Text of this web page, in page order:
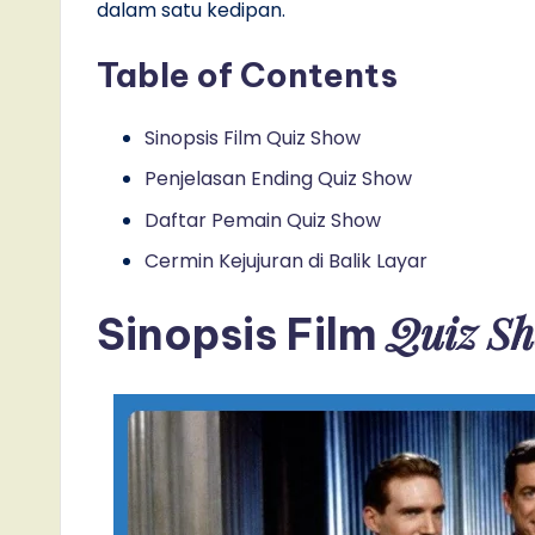
dalam satu kedipan.
Table of Contents
Sinopsis Film Quiz Show
Penjelasan Ending Quiz Show
Daftar Pemain Quiz Show
Cermin Kejujuran di Balik Layar
Sinopsis FilmQuiz